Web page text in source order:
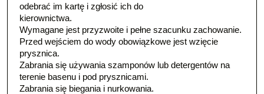
odebrać im kartę i zgłosić ich do
kierownictwa.
Wymagane jest przyzwoite i pełne szacunku zachowanie.
Przed wejściem do wody obowiązkowe jest wzięcie
prysznica.
Zabrania się używania szamponów lub detergentów na
terenie basenu i pod prysznicami.
Zabrania się biegania i nurkowania.